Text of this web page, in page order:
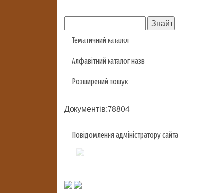
Тематичний каталог
Алфавітний каталог назв
Розширений пошук
Документів:78804
Повідомлення адміністратору сайта